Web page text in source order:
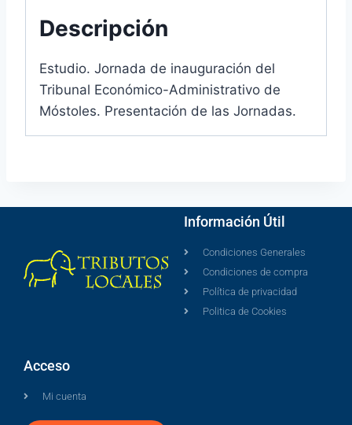
Descripción
Estudio. Jornada de inauguración del
Tribunal Económico-Administrativo de
Móstoles. Presentación de las Jornadas.
Información Útil
Condiciones Generales
Condiciones de compra
Política de privacidad
Politica de Cookies
Acceso
Mi cuenta